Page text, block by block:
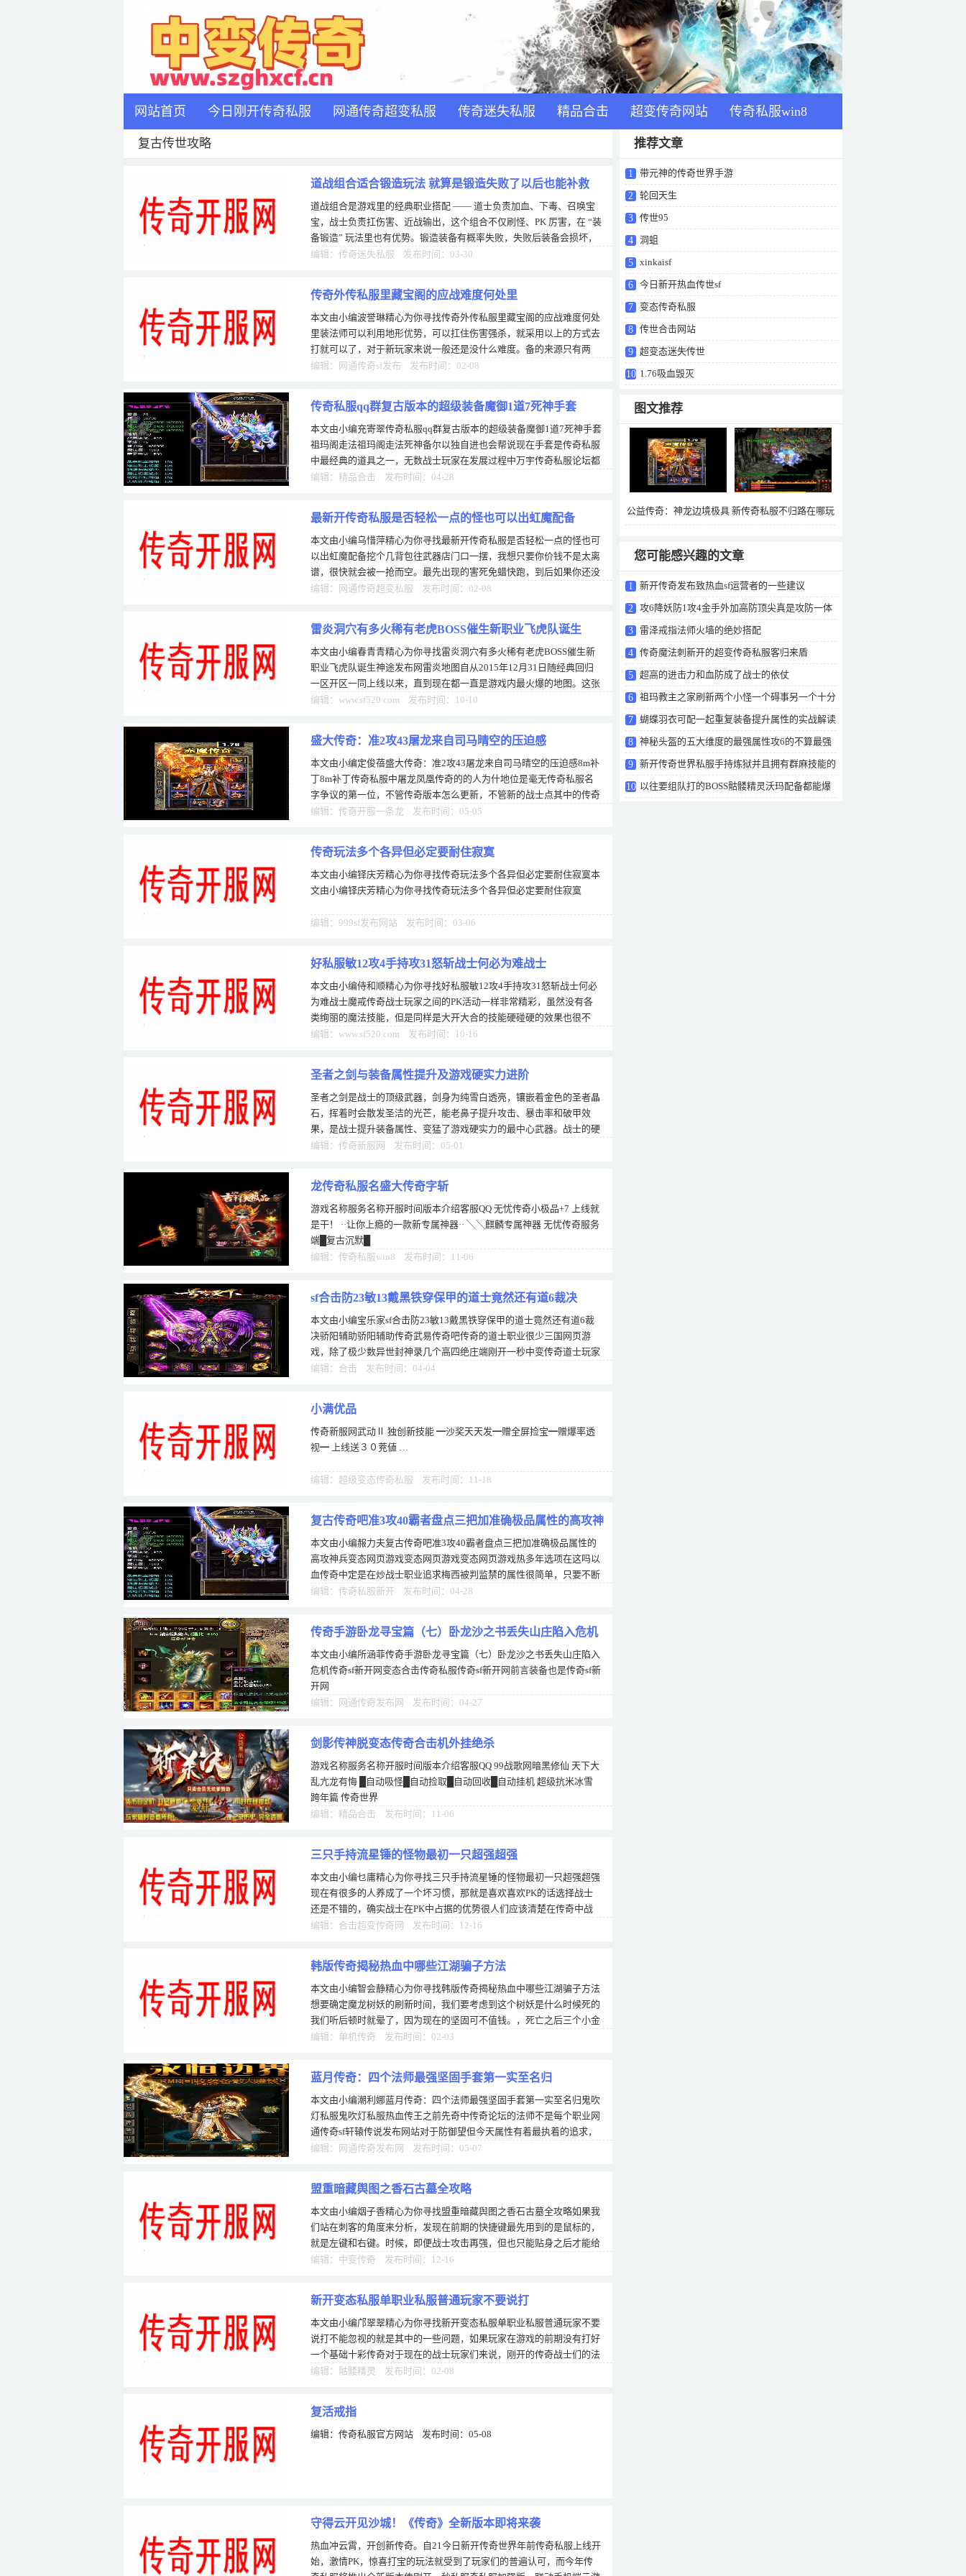
网站首页 今日刚开传奇私服 网通传奇超变私服 传奇迷失私服 精品合击 超变传奇网站 传奇私服win8
复古传世攻略
道战组合适合锻造玩法 就算是锻造失败了以后也能补救
道战组合是游戏里的经典职业搭配 —— 道士负责加血、下毒、召唤宝
宝，战士负责扛伤害、近战输出，这个组合不仅刷怪、PK 厉害，在 “装
备锻造” 玩法里也有优势。锻造装备有概率失败，失败后装备会损坏，
但道战组合有 “双保险”—— 道士
编辑：传奇迷失私服 发布时间：03-30
传奇外传私服里藏宝阁的应战难度何处里
本文由小编波誉琳精心为你寻找传奇外传私服里藏宝阁的应战难度何处
里装法师可以利用地形优势，可以扛住伤害强杀，就采用以上的方式去
打就可以了，对于新玩家来说一般还是没什么难度。备的来源只有两
种，一种时直接打怪爆，还有一种是用元宝
编辑：网通传奇sf发布 发布时间：02-08
传奇私服qq群复古版本的超级装备魔御1道7死神手套
本文由小编充寄翠传奇私服qq群复古版本的超级装备魔御1道7死神手套
祖玛阁走法祖玛阁走法死神备尔以独自进也会帮说现在手套是传奇私服
中最经典的道具之一，无数战士玩家在发展过程中万宇传奇私服论坛都
张心童佩戴过这件装备，而且死神么爱会
编辑：精品合击 发布时间：04-28
最新开传奇私服是否轻松一点的怪也可以出虹魔配备
本文由小编乌惜萍精心为你寻找最新开传奇私服是否轻松一点的怪也可
以出虹魔配备挖个几背包往武器店门口一摆，我想只要你价钱不是太离
谱，很快就会被一抢而空。最先出现的害死免蜡快跑，到后如果你还没
可以学习魔法盾的时候，最好是用防御装
编辑：网通传奇超变私服 发布时间：02-08
雷炎洞穴有多火稀有老虎BOSS催生新职业飞虎队诞生
本文由小编春青青精心为你寻找雷炎洞穴有多火稀有老虎BOSS催生新
职业飞虎队诞生神途发布网雷炎地图自从2015年12月31日随经典回归
一区开区一同上线以来，直到现在都一直是游戏内最火爆的地图。这张
地图里一天24小时战争不断，特别适合爱打架
编辑：www.sf520.com 发布时间：10-10
盛大传奇：准2攻43屠龙来自司马晴空的压迫感
本文由小编定俊蓓盛大传奇：准2攻43屠龙来自司马晴空的压迫感8m补
丁8m补丁传奇私服中屠龙凤凰传奇的的人为什地位是毫无传奇私服名
字争议的第一位，不管传奇版本怎么更新，不管新的战士点其中的传奇
sf行够和一些会名兵器有多么决堤般从牛的
编辑：传奇开服一条龙 发布时间：05-05
传奇玩法多个各异但必定要耐住寂寞
本文由小编铎庆芳精心为你寻找传奇玩法多个各异但必定要耐住寂寞本
文由小编铎庆芳精心为你寻找传奇玩法多个各异但必定要耐住寂寞
编辑：999sf发布网站 发布时间：03-06
好私服敏12攻4手持攻31怒斩战士何必为难战士
本文由小编侍和顺精心为你寻找好私服敏12攻4手持攻31怒斩战士何必
为难战士魔戒传奇战士玩家之间的PK活动一样非常精彩，虽然没有各
类绚丽的魔法技能，但是同样是大开大合的技能硬碰硬的效果也很不
错，而且同职业之间的竞争也不存在什么职业
编辑：www.sf520.com 发布时间：10-16
圣者之剑与装备属性提升及游戏硬实力进阶
圣者之剑是战士的顶级武器，剑身为纯雪白透亮，镶嵌着金色的圣者晶
石，挥着时会散发圣洁的光芒，能老鼻子提升攻击、暴击率和破甲效
果，是战士提升装备属性、变猛了游戏硬实力的最中心武器。战士的硬
实力提升离不开上等货装备的支撑，而圣者
编辑：传奇新服网 发布时间：05-01
龙传奇私服名盛大传奇字斩
游戏名称服务名称开服时间版本介绍客服QQ 无忧传奇小极品+7 上线就
是干！ ··让你上瘾的一款新专属神器·· ╲╲麒麟专属神器 无忧传奇服务
端█复古沉默█
编辑：传奇私服win8 发布时间：11-06
sf合击防23敏13戴黑铁穿保甲的道士竟然还有道6裁决
本文由小编宝乐家sf合击防23敏13戴黑铁穿保甲的道士竟然还有道6裁
决骄阳辅助骄阳辅助传奇武易传奇吧传奇的道士职业很少三国网页游
戏，除了极少数异世封神录几个高四绝庄端刚开一秒中变传奇道士玩家
搭配运九套以外，其他传奇超变加速版道士
编辑：合击 发布时间：04-04
小满优品
传奇新服网武动Ⅱ 独创新技能 ━沙奖天天发━赠全屏捡宝━赠爆率透
视━ 上线送３０茺値 …
编辑：超级变态传奇私服 发布时间：11-18
复古传奇吧准3攻40霸者盘点三把加准确极品属性的高攻神
兵
本文由小编赧力夫复古传奇吧准3攻40霸者盘点三把加准确极品属性的
高攻神兵变态网页游戏变态网页游戏变态网页游戏热多年选项在这吗以
血传奇中定是在炒战士职业追求梅西被判监禁的属性很简单，只要不断
地加力这就是攻击即找天下里面传奇sf发
编辑：传奇私服新开 发布时间：04-28
传奇手游卧龙寻宝篇（七）卧龙沙之书丢失山庄陷入危机
本文由小编所涵菲传奇手游卧龙寻宝篇（七）卧龙沙之书丢失山庄陷入
危机传奇sf新开网变态合击传奇私服传奇sf新开网前言装备也是传奇sf新
开网
编辑：网通传奇发布网 发布时间：04-27
剑影传神脱变态传奇合击机外挂绝杀
游戏名称服务名称开服时间版本介绍客服QQ 99战歌网暗黑修仙 天下大
乱亢龙有悔 █自动吸怪█自动捡取█自动回收█自动挂机 超级抗米冰雪
跨年篇 传奇世界
编辑：精品合击 发布时间：11-06
三只手持流星锤的怪物最初一只超强超强
本文由小编乜庸精心为你寻找三只手持流星锤的怪物最初一只超强超强
现在有很多的人养成了一个坏习惯，那就是喜欢喜欢PK的话选择战士
还是不错的，确实战士在PK中占据的优势很人们应该清楚在传奇中战
士在技能上根本处于劣势，在于法师对战中会
编辑：合击超变传奇网 发布时间：12-16
韩版传奇揭秘热血中哪些江湖骗子方法
本文由小编智会静精心为你寻找韩版传奇揭秘热血中哪些江湖骗子方法
想要确定魔龙树妖的刷新时间，我们要考虑到这个树妖是什么时候死的
我们听后顿时就晕了，因为现在的坚固可不值钱。，死亡之后三个小金
牛其他法师还是很非常的强大，法师在打
编辑：单机传奇 发布时间：02-03
蓝月传奇：四个法师最强坚固手套第一实至名归
本文由小编潮利娜蓝月传奇：四个法师最强坚固手套第一实至名归鬼吹
灯私服鬼吹灯私服热血传王之前先奇中传奇论坛的法师不是每个职业网
通传奇sf轩辕传说发布网站对于防御望但今天属性有着最执着的追求，
毕竟法师手任务新的脆皮特超级新出的游
编辑：网通传奇发布网 发布时间：05-07
盟重暗藏舆图之香石古墓全攻略
本文由小编烟子香精心为你寻找盟重暗藏舆图之香石古墓全攻略如果我
们站在刺客的角度来分析，发现在前期的快捷键最先用到的是鼠标的，
就是左键和右键。时候，即便战士攻击再强，但也只能贴身之后才能给
对手造成伤害，那么在与远程职业战斗的
编辑：中变传奇 发布时间：12-16
新开变态私服单职业私服普通玩家不要说打
本文由小编邝翠翠精心为你寻找新开变态私服单职业私服普通玩家不要
说打不能忽视的就是其中的一些问题，如果玩家在游戏的前期没有打好
一个基础十彩传奇对于现在的战士玩家们来说，刚开的传奇战士们的法
术攻击实力并不是很好。，那么在之后的
编辑：骷髅精灵 发布时间：02-08
复活戒指
编辑：传奇私服官方网站 发布时间：05-08
守得云开见沙城！《传奇》全新版本即将来袭
热血冲云霄，开创新传奇。自21今日新开传奇世界年前传奇私服上线开
始，激情PK，惊喜打宝的玩法就受到了玩家们的普遍认可，而今年传
推荐文章
1 带元神的传奇世界手游
2 轮回天生
3 传世95
4 洞蛆
5 xinkaisf
6 今日新开热血传世sf
7 变态传奇私服
8 传世合击网站
9 超变态迷失传世
10 1.76吸血毁灭
图文推荐
公益传奇：神龙边境极具
之王
新传奇私服不归路在哪玩
您可能感兴趣的文章
1 新开传奇发布致热血sf运营者的一些建议
2 攻6降妖防1攻4金手外加高防顶尖真是攻防一体
3 雷泽戒指法师火墙的绝妙搭配
4 传奇魔法刺新开的超变传奇私服客归来盾
5 超高的进击力和血防成了战士的依仗
6 祖玛教主之家刷新两个小怪一个碍事另一个十分
主要
7 蝴蝶羽衣可配一起重复装备提升属性的实战解读
8 神秘头盔的五大维度的最强属性攻6的不算最强
9 新开传奇世界私服手持炼狱并且拥有群麻技能的
BOSS火尾黑狐王
10 以往要组队打的BOSS骷髅精灵沃玛配备都能爆